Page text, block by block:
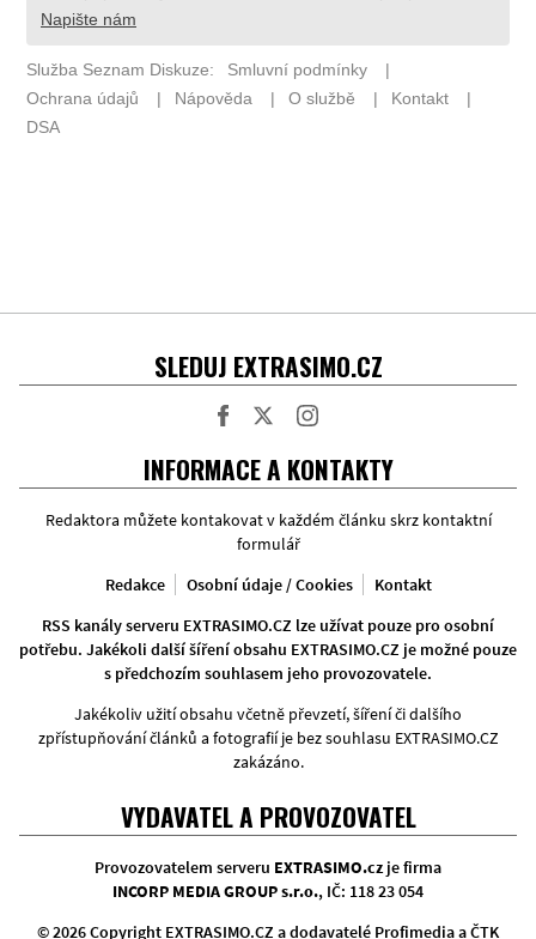
SLEDUJ EXTRASIMO.CZ
INFORMACE A KONTAKTY
Redaktora můžete kontakovat v každém článku skrz kontaktní
formulář
Redakce
Osobní údaje / Cookies
Kontakt
RSS kanály serveru EXTRASIMO.CZ lze užívat pouze pro osobní
potřebu. Jakékoli další šíření obsahu EXTRASIMO.CZ je možné pouze
s předchozím souhlasem jeho provozovatele.
Jakékoliv užití obsahu včetně převzetí, šíření či dalšího
zpřístupňování článků a fotografií je bez souhlasu EXTRASIMO.CZ
zakázáno.
VYDAVATEL A PROVOZOVATEL
Provozovatelem serveru EXTRASIMO.czje firma
INCORP MEDIA GROUP s.r.o., IČ: 118 23 054
© 2026 Copyright EXTRASIMO.CZ a dodavatelé Profimedia a ČTK